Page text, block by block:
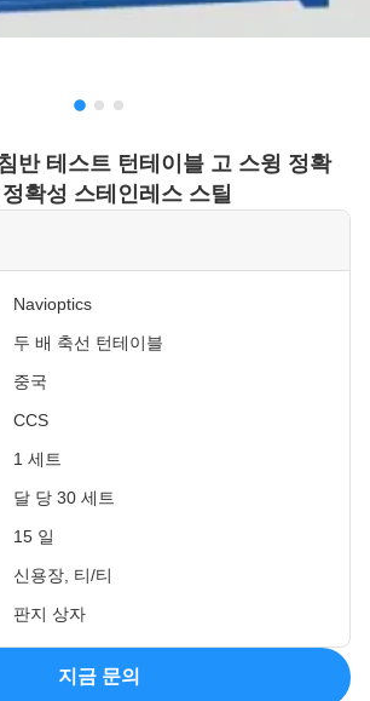
반 테스트 턴테이블 고 스윙 정확
확성 스테인레스 스틸
Navioptics
두 배 축선 턴테이블
중국
CCS
1 세트
달 당 30 세트
15 일
신용장, 티/티
판지 상자
지금 문의